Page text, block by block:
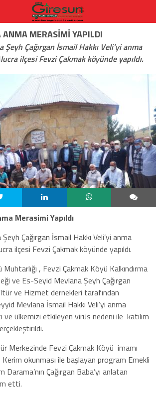
ANMA MERASIMI YAPILDI
Çağırgan İsmail Hakkı Veli’yi anma
ilçesi Fevzi Çakmak köyünde yapıldı.
Merasimi Yapıldı
Çağırgan İsmail Hakkı Veli’yi anma
ilçesi Fevzi Çakmak köyünde yapıldı.
, Fevzi Çakmak Köyü Kalkındırma
ve Es-Seyid Mevlana Şeyh Çağırgan
ve Hizmet dernekleri tarafından
Mevlana İsmail Hakkı Veli’yi anma
ve ülkemizi etkileyen virüs nedeni ile katılım
Merkezinde Fevzi Çakmak Köyü imamı
okunması ile başlayan program Emekli
Çağırgan Baba’yı anlatan
etti.